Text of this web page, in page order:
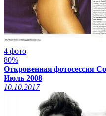
4 фото
80%
Откровенная фотосессия
Июль 2008
10.10.2017